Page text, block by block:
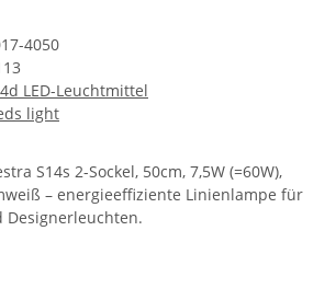
4050
LED-Leuchtmittel
light
S14s 2-Sockel, 50cm, 7,5W (=60W),
– energieeffiziente Linienlampe für
Designerleuchten.